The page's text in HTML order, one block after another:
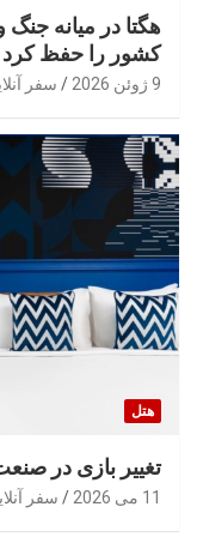
هگتا در میانه
کشور را حفظ کرد
9 ژوئن 2026 سفر
هتل
تغییر بازی در
11 می 2026 سفر